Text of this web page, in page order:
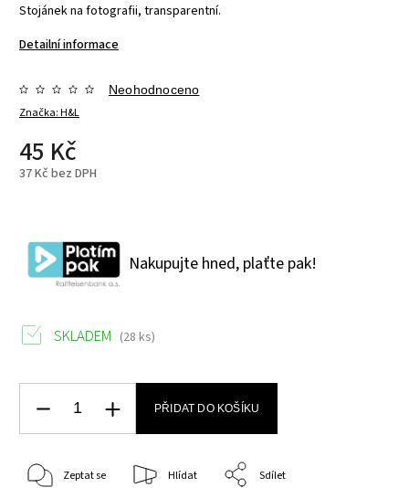
Stojánek na fotografii, transparentní.
Detailní informace
Značka:H&L
Neohodnoceno
45 Kč
37 Kč bez DPH
Nakupujte hned, plaťte pak!
SKLADEM (28 ks)
PŘIDAT DO KOŠÍKU
Zeptat se Hlídat Sdílet